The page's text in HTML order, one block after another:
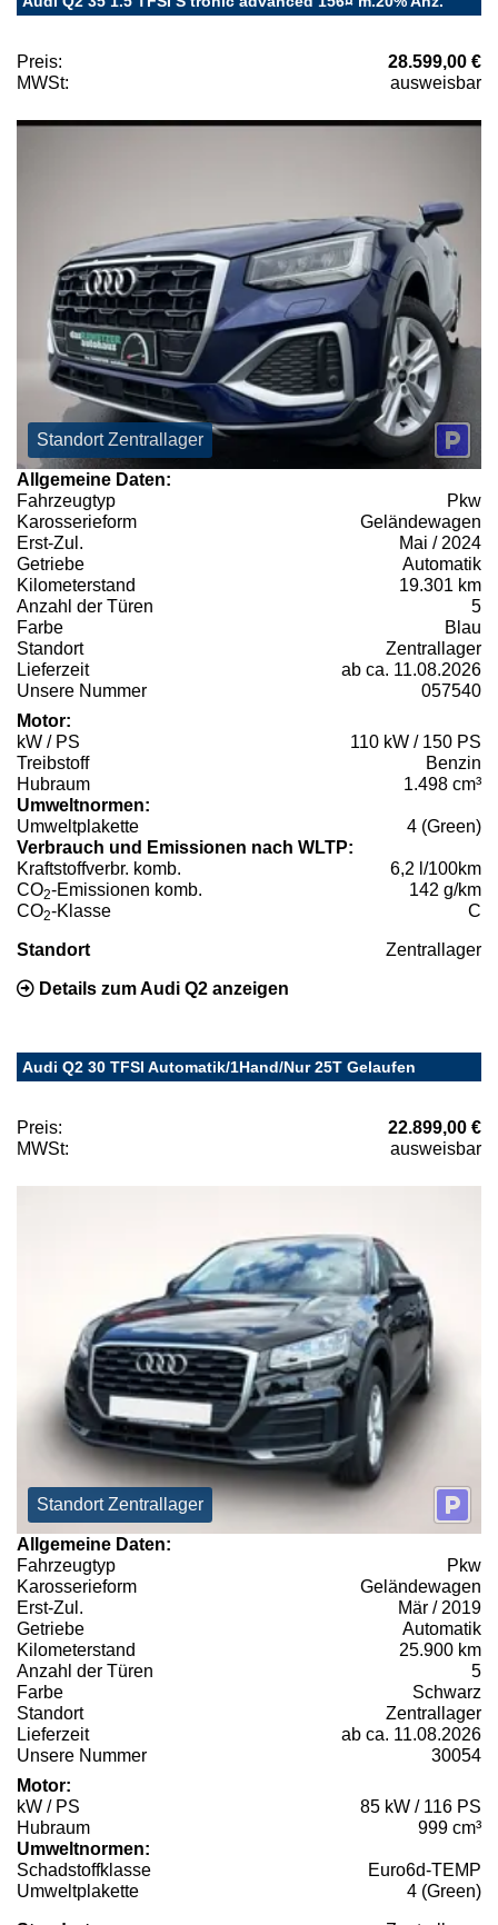
Preis:
28.599,00 €
MWSt:
ausweisbar
Standort Zentrallager
Allgemeine Daten:
Fahrzeugtyp
Pkw
Karosserieform
Geländewagen
Erst-Zul.
Mai / 2024
Getriebe
Automatik
Kilometerstand
19.301 km
Anzahl der Türen
5
Farbe
Blau
Standort
Zentrallager
Lieferzeit
ab ca. 11.08.2026
Unsere Nummer
057540
Motor:
kW / PS
110 kW / 150 PS
Treibstoff
Benzin
Hubraum
1.498 cm³
Umweltnormen:
Umweltplakette
4 (Green)
Verbrauch und Emissionen nach WLTP:
Kraftstoffverbr. komb.
6,2 l/100km
CO2-Emissionen komb.
142 g/km
CO2-Klasse C
Standort Zentrallager
Details zum Audi Q2 anzeigen
Audi Q2 30 TFSI Automatik/1Hand/Nur 25T Gelaufen
Preis:
22.899,00 €
MWSt:
ausweisbar
Standort Zentrallager
Allgemeine Daten:
Fahrzeugtyp
Pkw
Karosserieform
Geländewagen
Erst-Zul.
Mär / 2019
Getriebe
Automatik
Kilometerstand
25.900 km
Anzahl der Türen
5
Farbe
Schwarz
Standort
Zentrallager
Lieferzeit
ab ca. 11.08.2026
Unsere Nummer
30054
Motor:
kW / PS
85 kW / 116 PS
Hubraum
999 cm³
Umweltnormen:
Schadstoffklasse
Euro6d-TEMP
Umweltplakette
4 (Green)